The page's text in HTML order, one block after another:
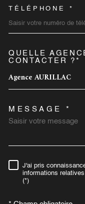
TÉLÉPHONE *
QUELLE
CONTACTER ?*
Agence AURILLAC
MESSAGE *
J'ai pris
informations
(*)